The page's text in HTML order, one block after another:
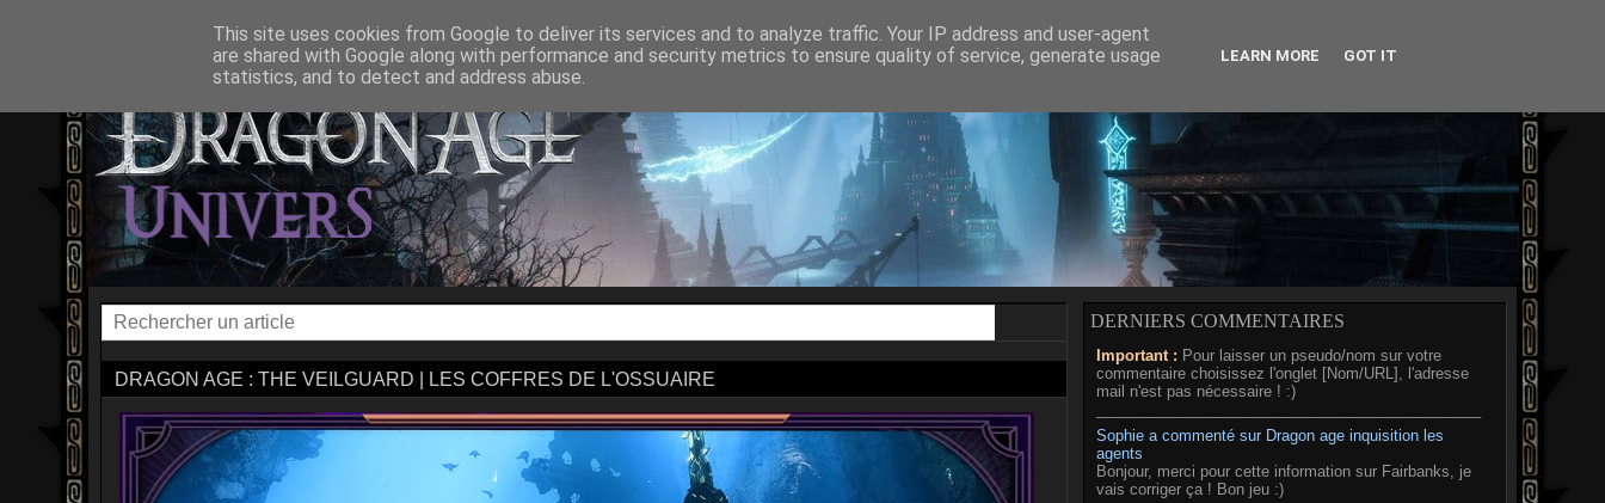
L'UNIVERS DRAGON AGE ORIGINS DRAGON AGE II DRAGON AGE INQUISITION DRAGON AGE THE VEILGUARD MÉDIAS
DRAGON AGE : THE VEILGUARD | LES COFFRES DE L'OSSUAIRE
DERNIERS COMMENTAIRES
Important : Pour laisser un pseudo/nom sur votre
commentaire choisissez l'onglet [Nom/URL], l'adresse
mail n'est pas nécessaire ! :)
Sophie a commenté sur Dragon age inquisition les
agents
Bonjour, merci pour cette information sur Fairbanks, je
vais corriger ça ! Bon jeu :)
This site uses cookies from Google to deliver its services and to analyze traffic. Your IP address and user-agent
are shared with Google along with performance and security metrics to ensure quality of service, generate usage
statistics, and to detect and address abuse.
LEARN MORE GOT IT